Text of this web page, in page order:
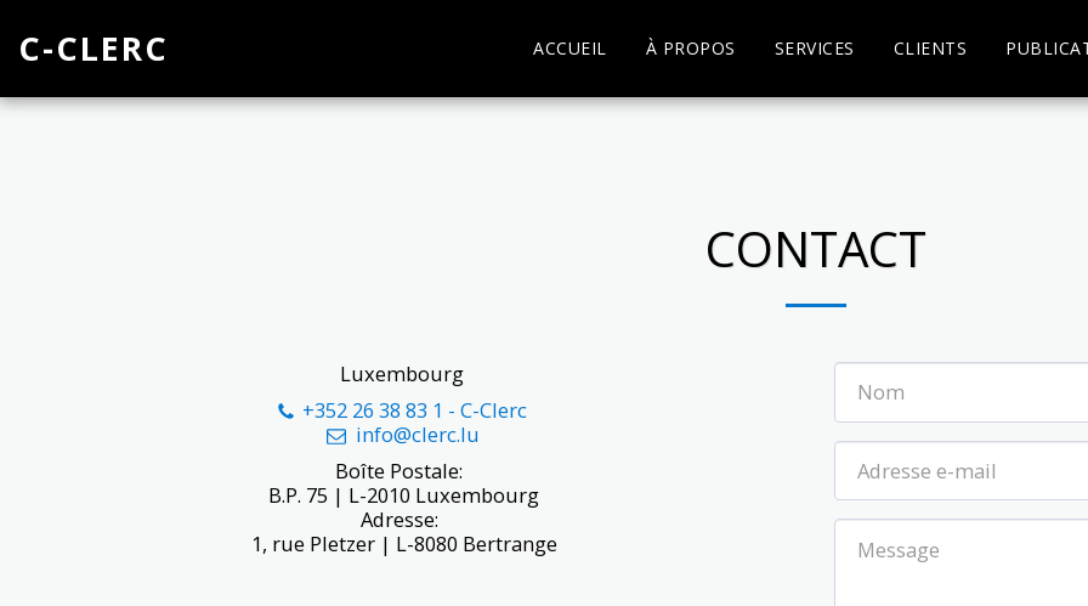
C-CLERC ACCUEIL À PROPOS SERVICES CLIENTS
CONTACT
Luxembourg
+352 26 38 83 1 - C-Clerc
info@clerc.lu
Boîte Postale:
Adresse:
1, rue Pletzer | L-8080 Bertrange